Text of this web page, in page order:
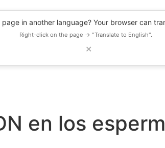
in another language? Your browser can
Right-click on the page → "Translate to English".
✕
RECURSOS
en los